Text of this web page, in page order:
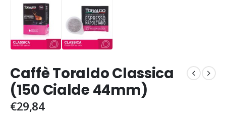
Caffè Toraldo Classica
(150 Cialde 44mm)
€29,84